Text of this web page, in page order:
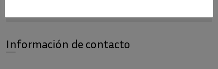
Información de contacto